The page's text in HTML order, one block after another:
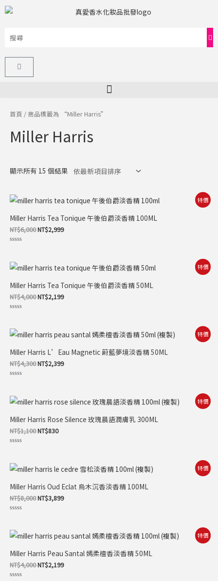
跳
購
首頁 / 商品標籤為 “Miller Harris”
Miller Harris
顯示所有 15 個結果
特價
Miller Harris Tea Tonique 午後伯爵淡香精 100ML
NT$6,000
原
始
價
格：
NT$6,000。
NT$2,999
目
前
價
格：
NT$2,999。
滿
分
特價
Miller Harris Tea Tonique 午後伯爵淡香精 50ML
NT$4,000
原
始
價
格：
NT$4,000。
NT$2,199
目
前
價
格：
NT$2,199。
滿
分
特價
Miller Harris L’Eau Magnetic 蔚藍夢境淡香精 50ML
NT$4,300
原
始
價
格：
NT$4,300。
NT$2,399
目
前
格：
NT$2,399。
滿
分
特價
Miller Harris Rose Silence 玫瑰晨語潤膚乳 300ML
NT$1,100
原
始
價
格：
NT$1,100。
NT$830
目
前
格：
NT$830。
滿
分
特價
Miller Harris Oud Eclat 烏木沉香淡香精 100ML
NT$8,000
原
始
價
格：
NT$8,000。
NT$3,899
目
前
價
格：
NT$3,899。
滿
分
特價
Miller Harris Peau Santal 嫣柔檀香淡香精 50ML
NT$4,000
原
始
價
格：
NT$4,000。
NT$2,199
目
前
價
格：
NT$2,199。